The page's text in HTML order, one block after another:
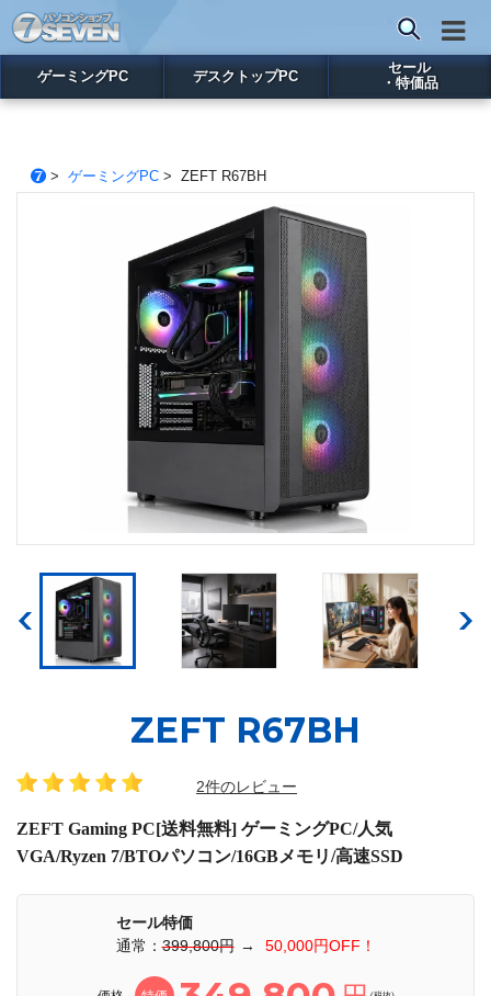
ゲーミングPC デスクトップPC
セール
・特価品
> ゲーミングPC> ZEFT R67BH
ZEFT R67BH
2件のレビュー
ZEFT Gaming PC[送料無料] ゲーミングPC/人気
VGA/Ryzen 7/BTOパソコン/16GBメモリ/高速SSD
セール特価
通常：399,800円 → 50,000円OFF！